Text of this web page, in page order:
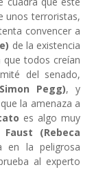
unos terroristas,
convencer a
de la existencia
todos creían
del senado,
Pegg), y
la amenaza a
es algo muy
Faust (Rebeca
en la peligrosa
al experto